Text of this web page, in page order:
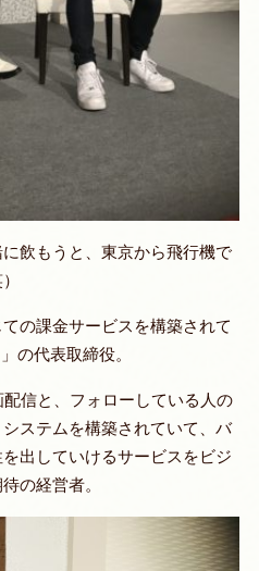
飲もうと、東京から飛行機で
の課金サービスを構築されて
の代表取締役。
信と、フォローしている人の
ステムを構築されていて、バ
出していけるサービスをビジ
の経営者。